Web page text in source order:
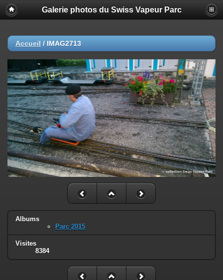
Galerie photos du Swiss Vapeur Parc
Accueil / IMAG2713
Albums
Parc 2015
Visites
8384